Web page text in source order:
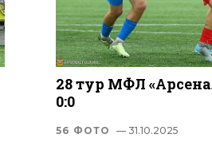
28 тур МФЛ
0:0
56 ФОТО — 31.10.2025